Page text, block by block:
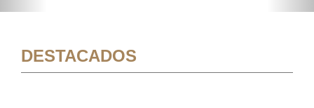
DESTACADOS